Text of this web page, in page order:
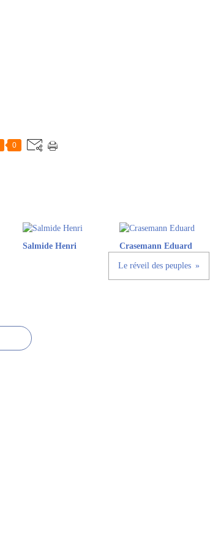
0
Salmide Henri Crasemann Eduard
Le réveil des peuples